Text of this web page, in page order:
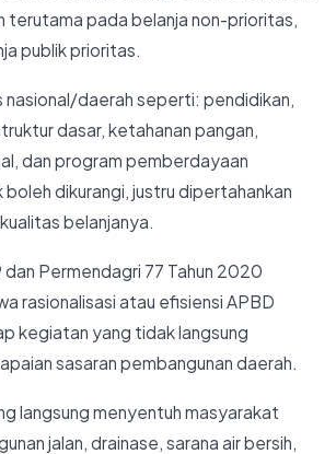
terutama pada belanja non-prioritas,
publik prioritas.
nasional/daerah seperti: pendidikan,
dasar, ketahanan pangan,
dan program pemberdayaan
dikurangi, justru dipertahankan
belanjanya.
dan Permendagri 77 Tahun 2020
rasionalisasi atau efisiensi APBD
kegiatan yang tidak langsung
sasaran pembangunan daerah.
langsung menyentuh masyarakat
jalan, drainase, sarana air bersih,